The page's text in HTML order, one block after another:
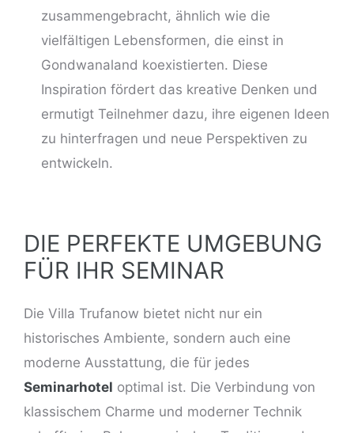
zusammengebracht, ähnlich wie die
vielfältigen Lebensformen, die einst in
Gondwanaland koexistierten. Diese
Inspiration fördert das kreative Denken und
ermutigt Teilnehmer dazu, ihre eigenen Ideen
zu hinterfragen und neue Perspektiven zu
entwickeln.
DIE PERFEKTE UMGEBUNG
FÜR IHR SEMINAR
Die Villa Trufanow bietet nicht nur ein
historisches Ambiente, sondern auch eine
moderne Ausstattung, die für jedes
Seminarhotel optimal ist. Die Verbindung von
klassischem Charme und moderner Technik